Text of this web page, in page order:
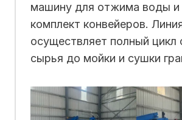
машину для отжима воды и
комплект конвейеров.
осуществляет полный цикл
сырья до мойки и сушки